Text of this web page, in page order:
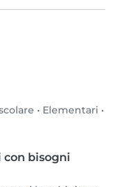
• Elementari •
con bisogni